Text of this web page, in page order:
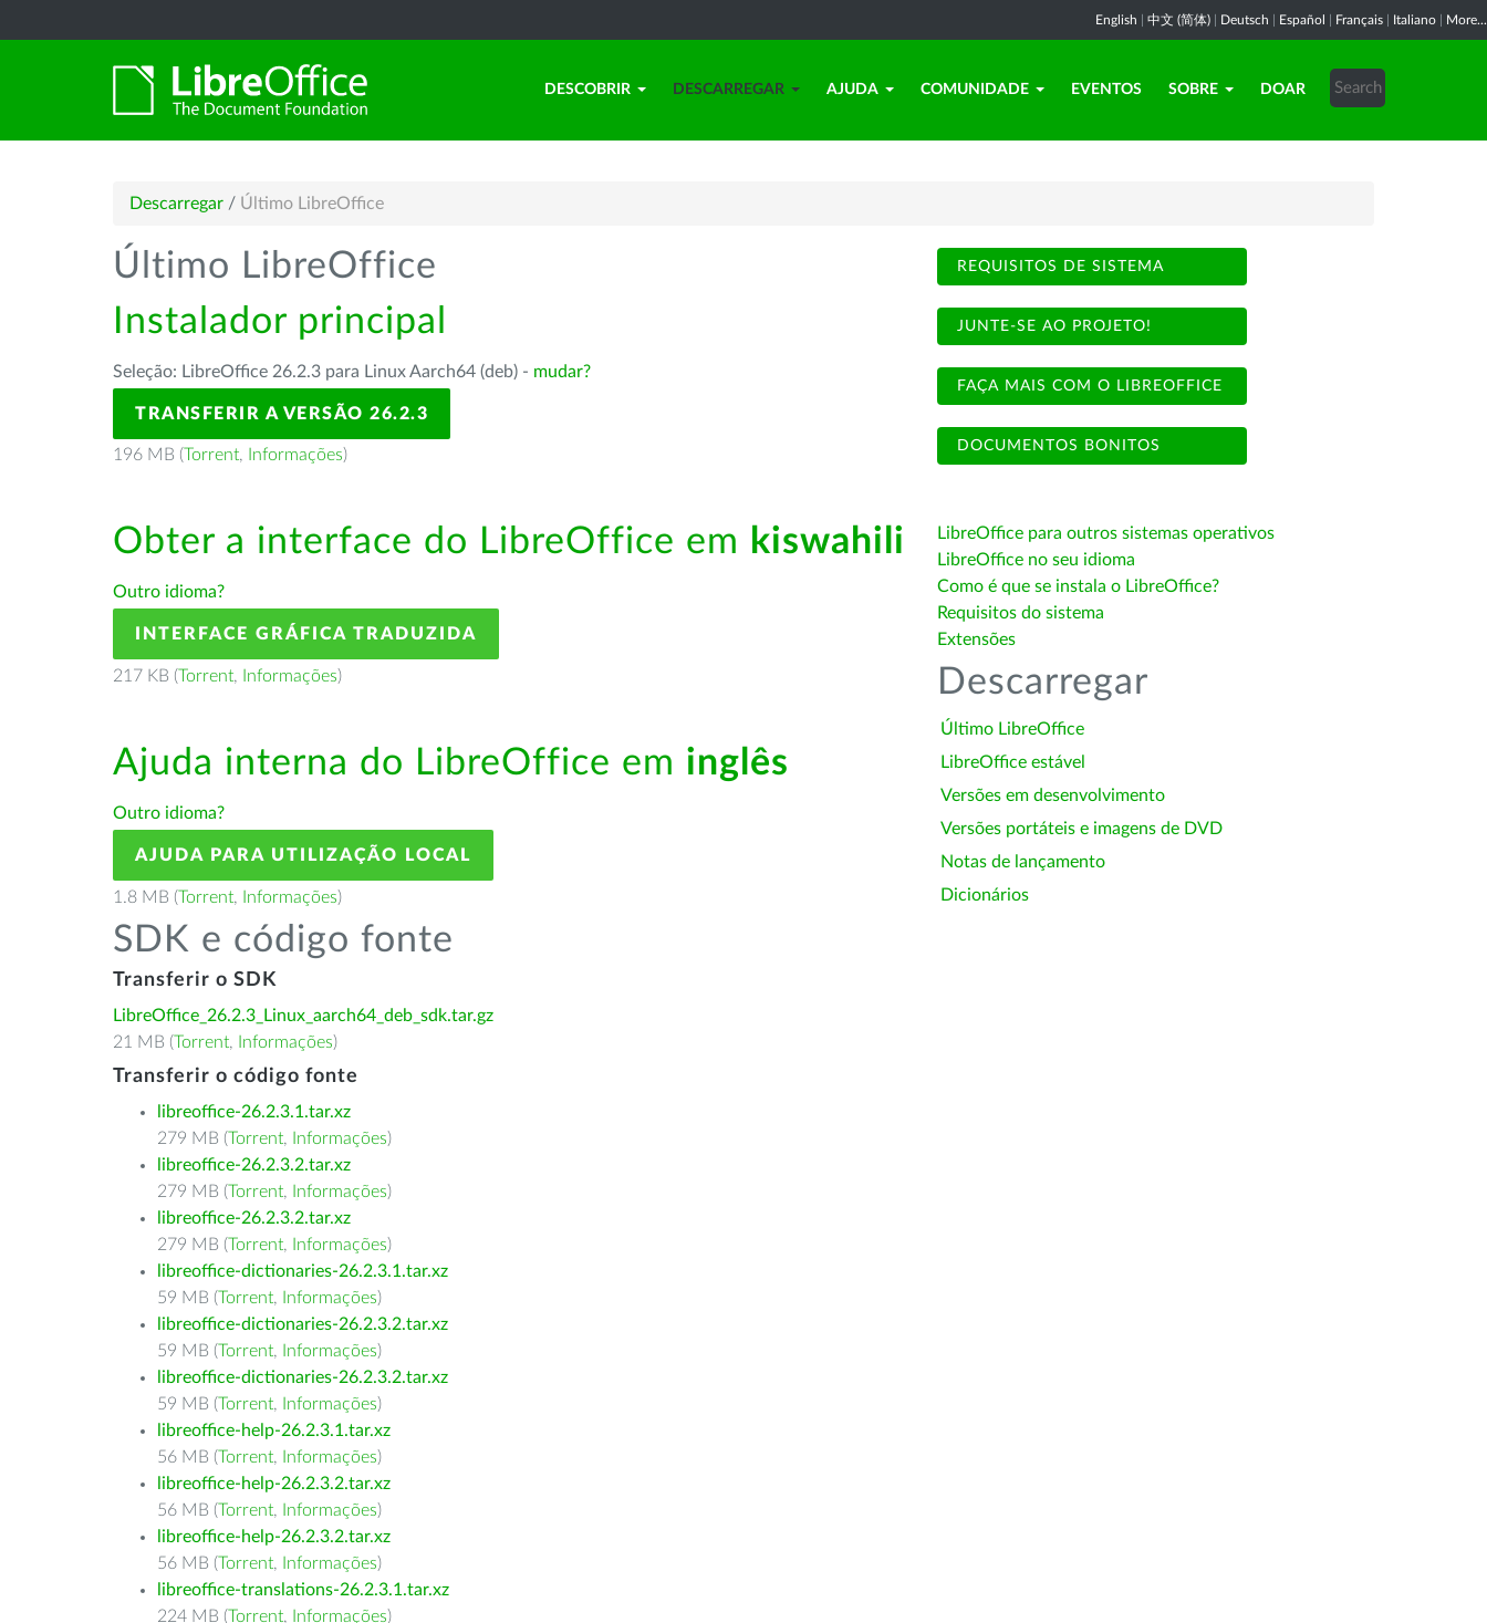
English 中文 (简体) Deutsch Español Français Italiano More...
DESCOBRIR DESCARREGAR AJUDA COMUNIDADE EVENTOS SOBRE DOAR
Descarregar / Último LibreOffice
Último LibreOffice
Instalador principal
Seleção: LibreOffice 26.2.3 para Linux Aarch64 (deb) - mudar?
TRANSFERIR A VERSÃO 26.2.3
196 MB (Torrent, Informações)
Obter a interface do LibreOffice em kiswahili
Outro idioma?
INTERFACE GRÁFICA TRADUZIDA
217 KB (Torrent, Informações)
Ajuda interna do LibreOffice em inglês
Outro idioma?
AJUDA PARA UTILIZAÇÃO LOCAL
1.8 MB (Torrent, Informações)
SDK e código fonte
Transferir o SDK
LibreOffice_26.2.3_Linux_aarch64_deb_sdk.tar.gz
21 MB (Torrent, Informações)
Transferir o código fonte
libreoffice-26.2.3.1.tar.xz
279 MB (Torrent, Informações)
libreoffice-26.2.3.2.tar.xz
279 MB (Torrent, Informações)
libreoffice-26.2.3.2.tar.xz
279 MB (Torrent, Informações)
libreoffice-dictionaries-26.2.3.1.tar.xz
59 MB (Torrent, Informações)
libreoffice-dictionaries-26.2.3.2.tar.xz
59 MB (Torrent, Informações)
libreoffice-dictionaries-26.2.3.2.tar.xz
59 MB (Torrent, Informações)
libreoffice-help-26.2.3.1.tar.xz
56 MB (Torrent, Informações)
libreoffice-help-26.2.3.2.tar.xz
56 MB (Torrent, Informações)
libreoffice-help-26.2.3.2.tar.xz
56 MB (Torrent, Informações)
libreoffice-translations-26.2.3.1.tar.xz
224 MB (Torrent, Informações)
REQUISITOS DE SISTEMA
JUNTE-SE AO PROJETO!
FAÇA MAIS COM O LIBREOFFICE
DOCUMENTOS BONITOS
LibreOffice para outros sistemas operativos
LibreOffice no seu idioma
Como é que se instala o LibreOffice?
Requisitos do sistema
Extensões
Descarregar
Último LibreOffice
LibreOffice estável
Versões em desenvolvimento
Versões portáteis e imagens de DVD
Notas de lançamento
Dicionários